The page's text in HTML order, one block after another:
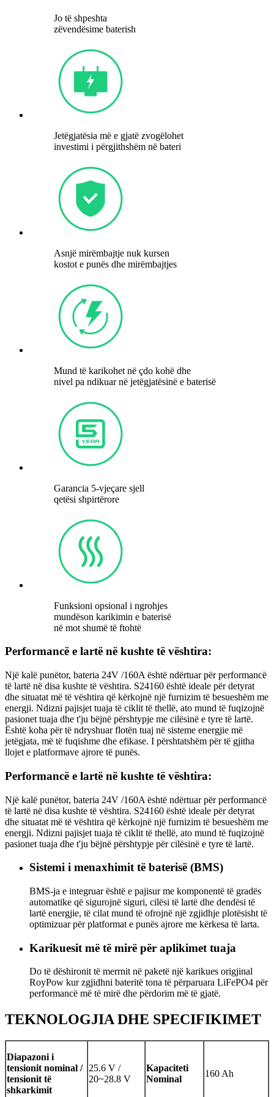
Jo të shpeshta
zëvendësime baterish
Jetëgjatësia më e gjatë zvogëlohet
investimi i përgjithshëm në bateri
Asnjë mirëmbajtje nuk kursen
kostot e punës dhe mirëmbajtjes
Mund të karikohet në çdo kohë dhe
nivel pa ndikuar në jetëgjatësinë e baterisë
Garancia 5-vjeçare sjell
qetësi shpirtërore
Funksioni opsional i ngrohjes
mundëson karikimin e baterisë
në mot shumë të ftohtë
Performancë e lartë në kushte të vështira:
Një kalë punëtor, bateria 24V /160A është ndërtuar për performancë
të lartë në disa kushte të vështira. S24160 është ideale për detyrat
dhe situatat më të vështira që kërkojnë një furnizim të besueshëm me
energji. Ndizni pajisjet tuaja të ciklit të thellë, ato mund të fuqizojnë
pasionet tuaja dhe t'ju bëjnë përshtypje me cilësinë e tyre të lartë.
Është koha për të ndryshuar flotën tuaj në sisteme energjie më
jetëgjata, më të fuqishme dhe efikase. I përshtatshëm për të gjitha
llojet e platformave ajrore të punës.
Performancë e lartë në kushte të vështira:
Një kalë punëtor, bateria 24V /160A është ndërtuar për performancë
të lartë në disa kushte të vështira. S24160 është ideale për detyrat
dhe situatat më të vështira që kërkojnë një furnizim të besueshëm me
energji. Ndizni pajisjet tuaja të ciklit të thellë, ato mund të fuqizojnë
pasionet tuaja dhe t'ju bëjnë përshtypje për cilësinë e tyre të lartë.
Sistemi i menaxhimit të baterisë (BMS)
BMS-ja e integruar është e pajisur me komponentë të gradës
automatike që sigurojnë siguri, cilësi të lartë dhe dendësi të
lartë energjie, të cilat mund të ofrojnë një zgjidhje plotësisht të
optimizuar për platformat e punës ajrore me kërkesa të larta.
Karikuesit më të mirë për aplikimet tuaja
Do të dëshironit të merrnit në paketë një karikues origjinal
RoyPow kur zgjidhni bateritë tona të përparuara LiFePO4 për
performancë më të mirë dhe përdorim më të gjatë.
TEKNOLOGJIA DHE SPECIFIKIMET
Diapazoni i
tensionit nominal /
tensionit të
shkarkimit
25.6 V /
20~28.8 V
Kapaciteti
Nominal
160 Ah